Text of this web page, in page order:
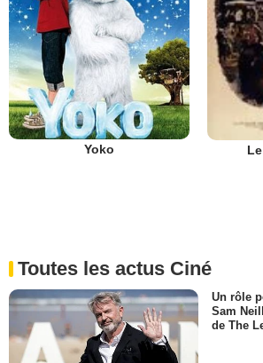
Yoko
Toutes les actus Ciné
Un rôle
Sam
de The